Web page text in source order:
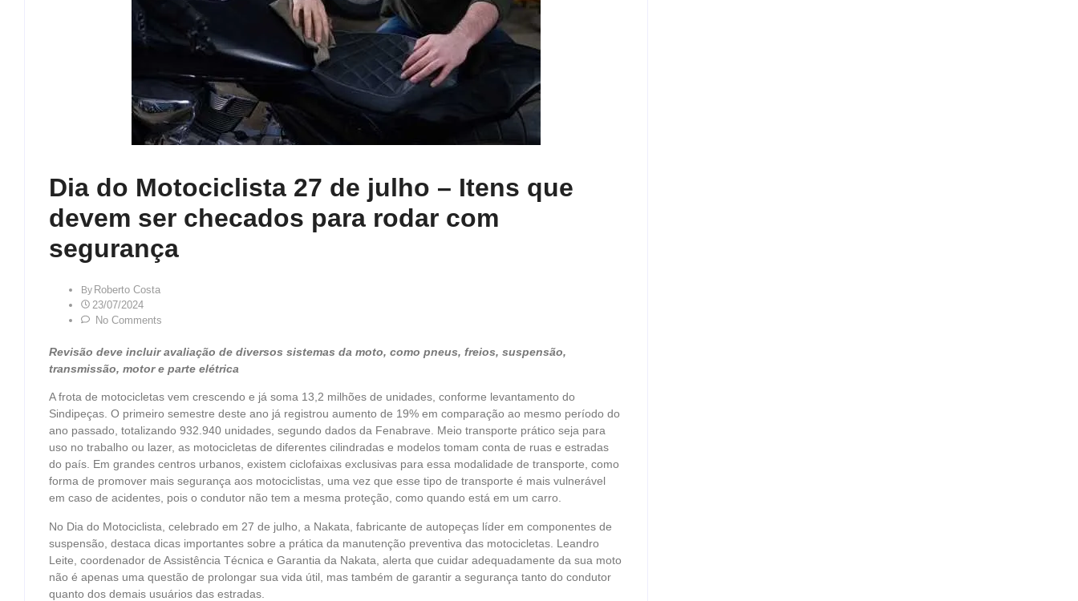
Dia do Motociclista 27 de julho – Itens que
devem ser checados para rodar com
segurança
By Roberto Costa
23/07/2024
No Comments
Revisão deve incluir avaliação de diversos sistemas da moto, como pneus, freios, suspensão,
transmissão, motor e parte elétrica
A frota de motocicletas vem crescendo e já soma 13,2 milhões de unidades, conforme levantamento do
Sindipeças. O primeiro semestre deste ano já registrou aumento de 19% em comparação ao mesmo período do
ano passado, totalizando 932.940 unidades, segundo dados da Fenabrave. Meio transporte prático seja para
uso no trabalho ou lazer, as motocicletas de diferentes cilindradas e modelos tomam conta de ruas e estradas
do país. Em grandes centros urbanos, existem ciclofaixas exclusivas para essa modalidade de transporte, como
forma de promover mais segurança aos motociclistas, uma vez que esse tipo de transporte é mais vulnerável
em caso de acidentes, pois o condutor não tem a mesma proteção, como quando está em um carro.
No Dia do Motociclista, celebrado em 27 de julho, a Nakata, fabricante de autopeças líder em componentes de
suspensão, destaca dicas importantes sobre a prática da manutenção preventiva das motocicletas. Leandro
Leite, coordenador de Assistência Técnica e Garantia da Nakata, alerta que cuidar adequadamente da sua moto
não é apenas uma questão de prolongar sua vida útil, mas também de garantir a segurança tanto do condutor
quanto dos demais usuários das estradas.